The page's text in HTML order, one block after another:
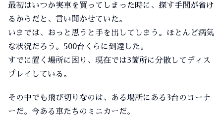
最初はいつか実車を買ってしまった時に、探す手間が省け
るからだと、言い聞かせていた。
いまでは、おっと思うと手を出してしまう。ほとんど病気
な状況だろう。500台くらに到達した。
すでに置く場所に困り、現在では3箇所に分散してディス
プレイしている。
その中でも飛び切りなのは、ある場所にある3台のコーナ
ーだ。今ある車たちのミニカーだ。